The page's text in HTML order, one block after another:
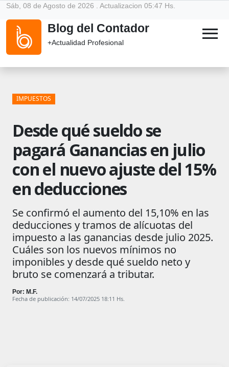
Sáb, 08 de Agosto de 2026 . Actualizacion 05:47 Hs.
Blog del Contador
+Actualidad Profesional menu
IMPUESTOS
Desde qué sueldo se
pagará Ganancias en julio
con el nuevo ajuste del 15%
en deducciones
Se confirmó el aumento del 15,10% en las
deducciones y tramos de alícuotas del
impuesto a las ganancias desde julio 2025.
Cuáles son los nuevos mínimos no
imponibles y desde qué sueldo neto y
bruto se comenzará a tributar.
Por: M.F.
Fecha de publicación: 14/07/2025 18:11 Hs.